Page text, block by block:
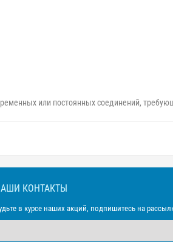
или постоянных соединений,
КОНТАКТЫ
в курсе наших акций, подпишитесь на